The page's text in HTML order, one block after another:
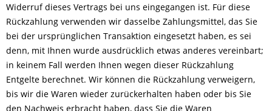
Widerruf dieses Vertrags bei uns eingegangen ist. Für diese
Rückzahlung verwenden wir dasselbe Zahlungsmittel, das Sie
bei der ursprünglichen Transaktion eingesetzt haben, es sei
denn, mit Ihnen wurde ausdrücklich etwas anderes vereinbart;
in keinem Fall werden Ihnen wegen dieser Rückzahlung
Entgelte berechnet. Wir können die Rückzahlung verweigern,
bis wir die Waren wieder zurückerhalten haben oder bis Sie
den Nachweis erbracht haben, dass Sie die Waren